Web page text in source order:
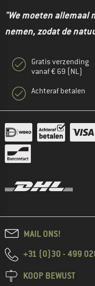
"We moeten allemaal
nemen, zodat de
Gratis verzending
vanaf € 69 (NL)
Achteraf betalen
MAIL ONS!
+31 (0)30 - 499
KOOP BEWUST